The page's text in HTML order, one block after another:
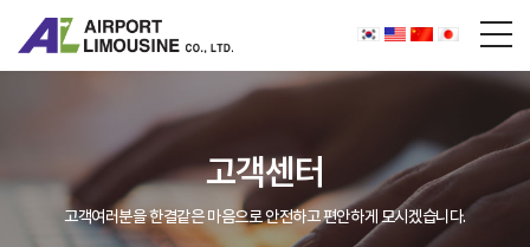
고객센터
고객여러분을 한결같은 마음으로 안전하고 편안하게 모시겠습니다.